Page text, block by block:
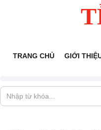
TRANG CHỦ GIỚI